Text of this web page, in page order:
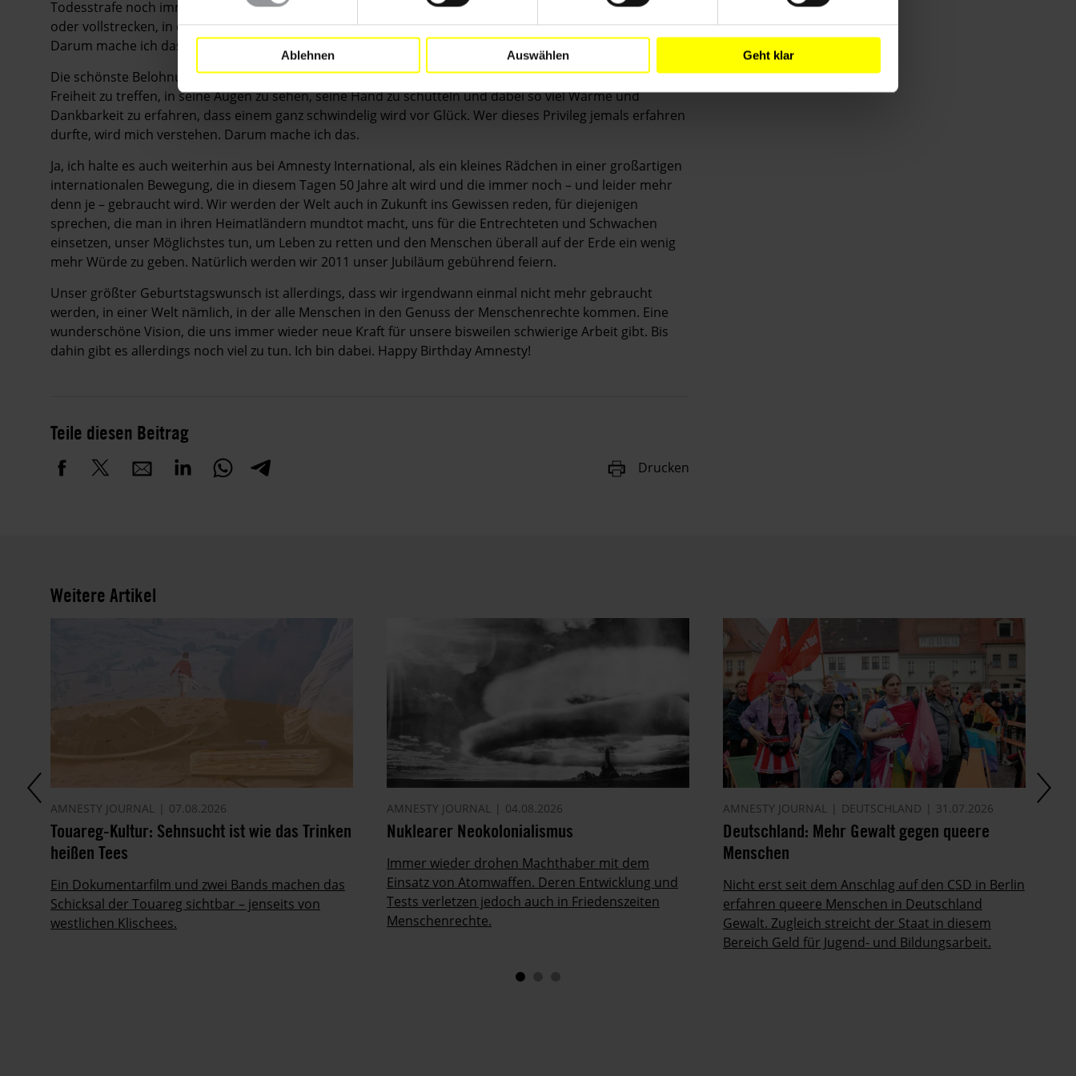
Ablehnen Auswählen Geht klar
Todesstrafe noch immer, doch mittlerweile sind die Staaten, die keine Todesurteile mehr aussprechen
oder vollstrecken, in der Mehrheit – und dieser Trend setzt sich seit Jahren fort. Es gibt Licht am Horizont.
Darum mache ich das.
Die schönste Belohnung für unsere Arbeit aber ist es, einen ehemaligen Gefangenen persönlich in
Freiheit zu treffen, in seine Augen zu sehen, seine Hand zu schütteln und dabei so viel Wärme und
Dankbarkeit zu erfahren, dass einem ganz schwindelig wird vor Glück. Wer dieses Privileg jemals erfahren
durfte, wird mich verstehen. Darum mache ich das.
Ja, ich halte es auch weiterhin aus bei Amnesty International, als ein kleines Rädchen in einer großartigen
internationalen Bewegung, die in diesem Tagen 50 Jahre alt wird und die immer noch – und leider mehr
denn je – gebraucht wird. Wir werden der Welt auch in Zukunft ins Gewissen reden, für diejenigen
sprechen, die man in ihren Heimatländern mundtot macht, uns für die Entrechteten und Schwachen
einsetzen, unser Möglichstes tun, um Leben zu retten und den Menschen überall auf der Erde ein wenig
mehr Würde zu geben. Natürlich werden wir 2011 unser Jubiläum gebührend feiern.
Unser größter Geburtstagswunsch ist allerdings, dass wir irgendwann einmal nicht mehr gebraucht
werden, in einer Welt nämlich, in der alle Menschen in den Genuss der Menschenrechte kommen. Eine
wunderschöne Vision, die uns immer wieder neue Kraft für unsere bisweilen schwierige Arbeit gibt. Bis
dahin gibt es allerdings noch viel zu tun. Ich bin dabei. Happy Birthday Amnesty!
Teile diesen Beitrag
Drucken
Weitere Artikel
AMNESTY JOURNAL 07.08.2026
Touareg-Kultur: Sehnsucht ist wie das Trinken
heißen Tees
Ein Dokumentarfilm und zwei Bands machen das
Schicksal der Touareg sichtbar – jenseits von
westlichen Klischees.
AMNESTY JOURNAL 04.08.2026
Nuklearer Neokolonialismus
Immer wieder drohen Machthaber mit dem
Einsatz von Atomwaffen. Deren Entwicklung und
Tests verletzen jedoch auch in Friedenszeiten
Menschenrechte.
AMNESTY JOURNAL DEUTSCHLAND 31.07.2026
Deutschland: Mehr Gewalt gegen queere
Menschen
Nicht erst seit dem Anschlag auf den CSD in Berlin
erfahren queere Menschen in Deutschland
Gewalt. Zugleich streicht der Staat in diesem
Bereich Geld für Jugend- und Bildungsarbeit.